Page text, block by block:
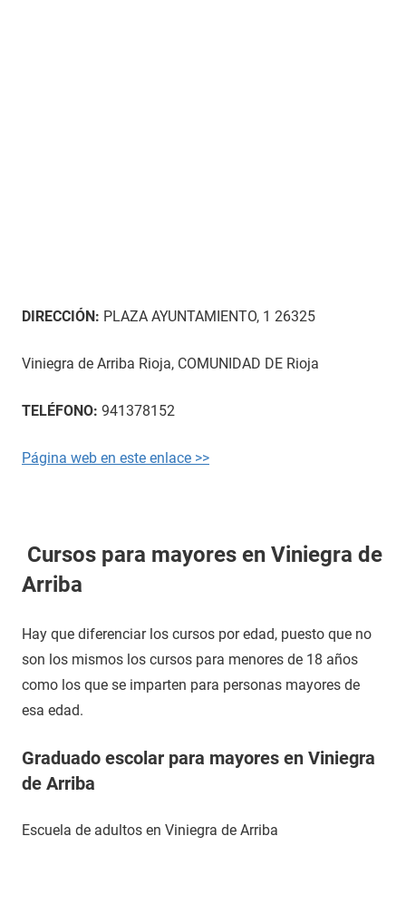
DIRECCIÓN: PLAZA AYUNTAMIENTO, 1 26325
Viniegra de Arriba Rioja, COMUNIDAD DE Rioja
TELÉFONO: 941378152
Página web en este enlace >>
Cursos para mayores en Viniegra de
Arriba
Hay que diferenciar los cursos por edad, puesto que no
son los mismos los cursos para menores de 18 años
como los que se imparten para personas mayores de
esa edad.
Graduado escolar para mayores en Viniegra
de Arriba
Escuela de adultos en Viniegra de Arriba